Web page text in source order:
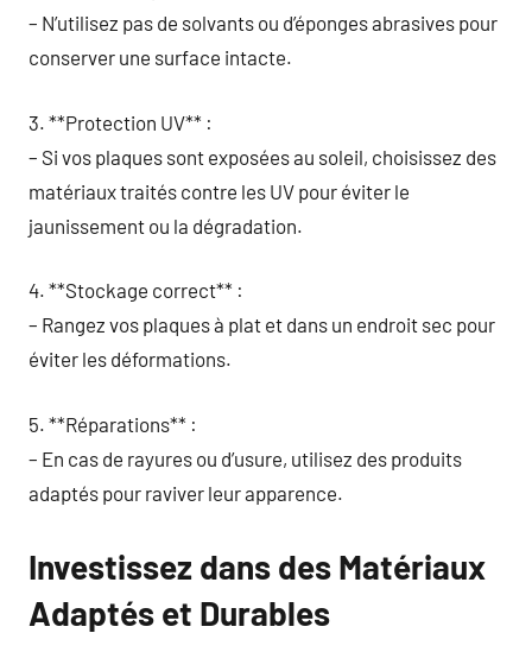
– N’utilisez pas de solvants ou d’éponges abrasives pour
conserver une surface intacte.
3. **Protection UV** :
– Si vos plaques sont exposées au soleil, choisissez des
matériaux traités contre les UV pour éviter le
jaunissement ou la dégradation.
4. **Stockage correct** :
– Rangez vos plaques à plat et dans un endroit sec pour
éviter les déformations.
5. **Réparations** :
– En cas de rayures ou d’usure, utilisez des produits
adaptés pour raviver leur apparence.
Investissez dans des Matériaux
Adaptés et Durables